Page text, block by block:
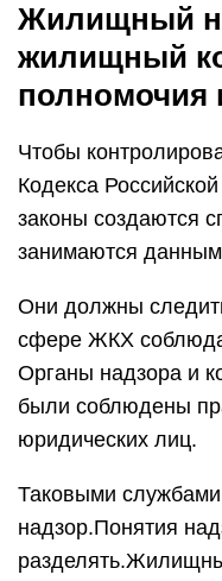
Жилищный
жилищный
полномочия
Чтобы
Кодекса
законы создаются
занимаются
Они должны
сфере ЖКХ
Органы надзора и
были соблюдены
юридических лиц.
Таковыми службами
надзор.Понятия